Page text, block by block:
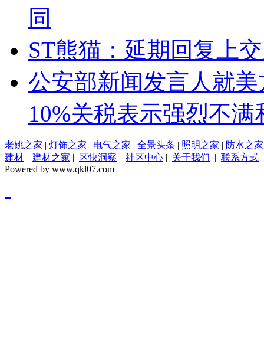
同
ST熊猫：延期回复上
公安部新闻发言人就
10%关税表示强烈不满
老姚之家 | 灯饰之家 | 电气之家 | 全景头条 | 照明之家 | 防水之家
建材 | 建材之家 | 区快洞察 | 社区中心 | 关于我们 | 联系方式
Powered by www.qkl07.com